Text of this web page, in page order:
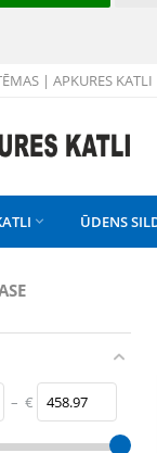
| APKURES KATLI
 ŪDENS
– €